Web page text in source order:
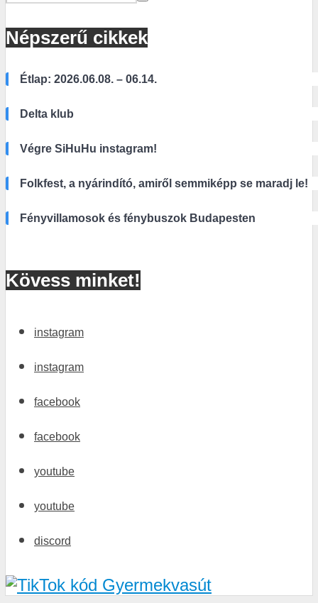
Népszerű cikkek
Étlap: 2026.06.08. – 06.14.
Delta klub
Végre SiHuHu instagram!
Folkfest, a nyárindító, amiről semmiképp se maradj le!
Fényvillamosok és fénybuszok Budapesten
Kövess minket!
instagram
instagram
facebook
facebook
youtube
youtube
discord